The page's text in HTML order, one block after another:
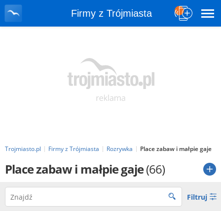
Firmy z Trójmiasta
Trojmiasto.pl Firmy z Trójmiasta Rozrywka Place zabaw i małpie gaje
Place zabaw i małpie gaje(66)
Filtruj